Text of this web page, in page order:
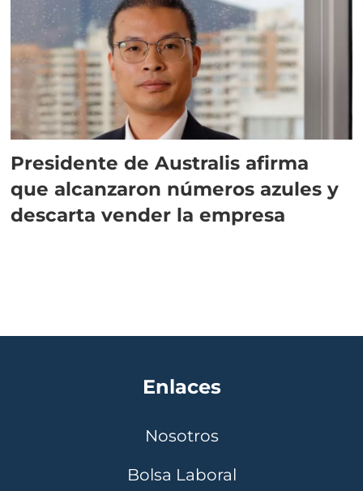
Presidente de Australis afirma
que alcanzaron números azules y
descarta vender la empresa
Enlaces
Nosotros
Bolsa Laboral